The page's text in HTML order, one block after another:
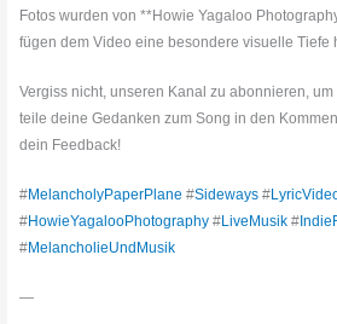
Fotos wurden von **Howie Yagaloo
fügen dem Video eine besondere visuelle Tiefe
Vergiss nicht, unseren Kanal zu abonnieren,
teile deine Gedanken zum Song in den
dein Feedback!
#MelancholyPaperPlane #Sideways #
#HowieYagalooPhotography #LiveMusik #
#MelancholieUndMusik
—